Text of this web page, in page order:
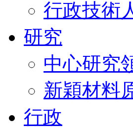
行政技術
研究
中心研究
新穎材料
行政